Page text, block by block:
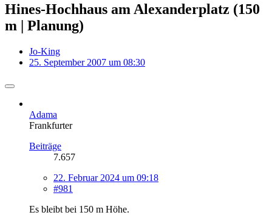
Hines-Hochhaus am Alexanderplatz (150
m | Planung)
Jo-King
25. September 2007 um 08:30
Adama
Frankfurter
Beiträge
7.657
22. Februar 2024 um 09:18
#981
Es bleibt bei 150 m Höhe.